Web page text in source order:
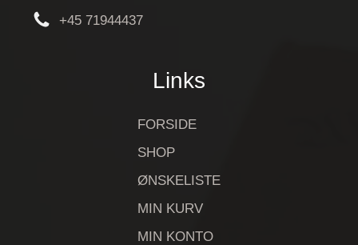
+45 71944437
Links
FORSIDE
SHOP
ØNSKELISTE
MIN KURV
MIN KONTO